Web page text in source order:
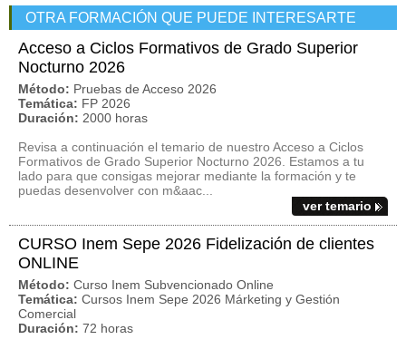
OTRA FORMACIÓN QUE PUEDE INTERESARTE
Acceso a Ciclos Formativos de Grado Superior
Nocturno 2026
Método: Pruebas de Acceso 2026
Temática: FP 2026
Duración: 2000 horas
Revisa a continuación el temario de nuestro Acceso a Ciclos
Formativos de Grado Superior Nocturno 2026. Estamos a tu
lado para que consigas mejorar mediante la formación y te
puedas desenvolver con m&aac...
ver temario
CURSO Inem Sepe 2026 Fidelización de clientes
ONLINE
Método: Curso Inem Subvencionado Online
Temática: Cursos Inem Sepe 2026 Márketing y Gestión
Comercial
Duración: 72 horas